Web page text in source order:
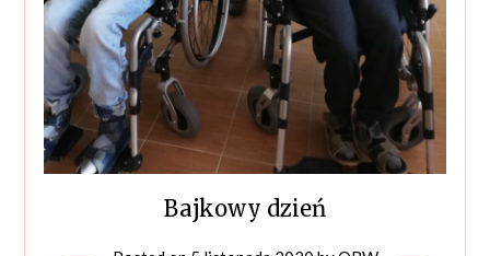
Bajkowy dzień